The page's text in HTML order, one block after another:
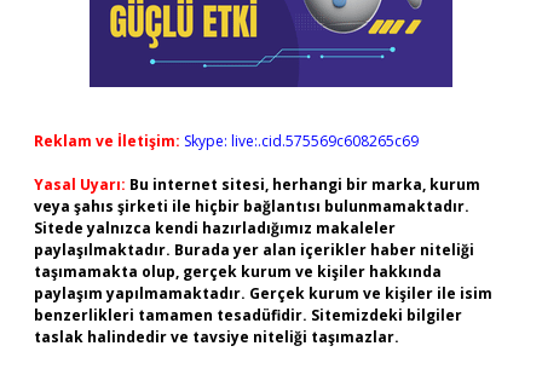
Reklam ve İletişim: Skype: live:.cid.575569c608265c69
Yasal Uyarı: Bu internet sitesi, herhangi bir marka, kurum
veya şahıs şirketi ile hiçbir bağlantısı bulunmamaktadır.
Sitede yalnızca kendi hazırladığımız makaleler
paylaşılmaktadır. Burada yer alan içerikler haber niteliği
taşımamakta olup, gerçek kurum ve kişiler hakkında
paylaşım yapılmamaktadır. Gerçek kurum ve kişiler ile isim
benzerlikleri tamamen tesadüfidir. Sitemizdeki bilgiler
taslak halindedir ve tavsiye niteliği taşımazlar.